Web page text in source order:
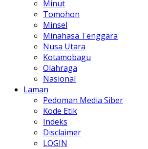
Minut
Tomohon
Minsel
Minahasa Tenggara
Nusa Utara
Kotamobagu
Olahraga
Nasional
Laman
Pedoman Media Siber
Kode Etik
Indeks
Disclaimer
LOGIN